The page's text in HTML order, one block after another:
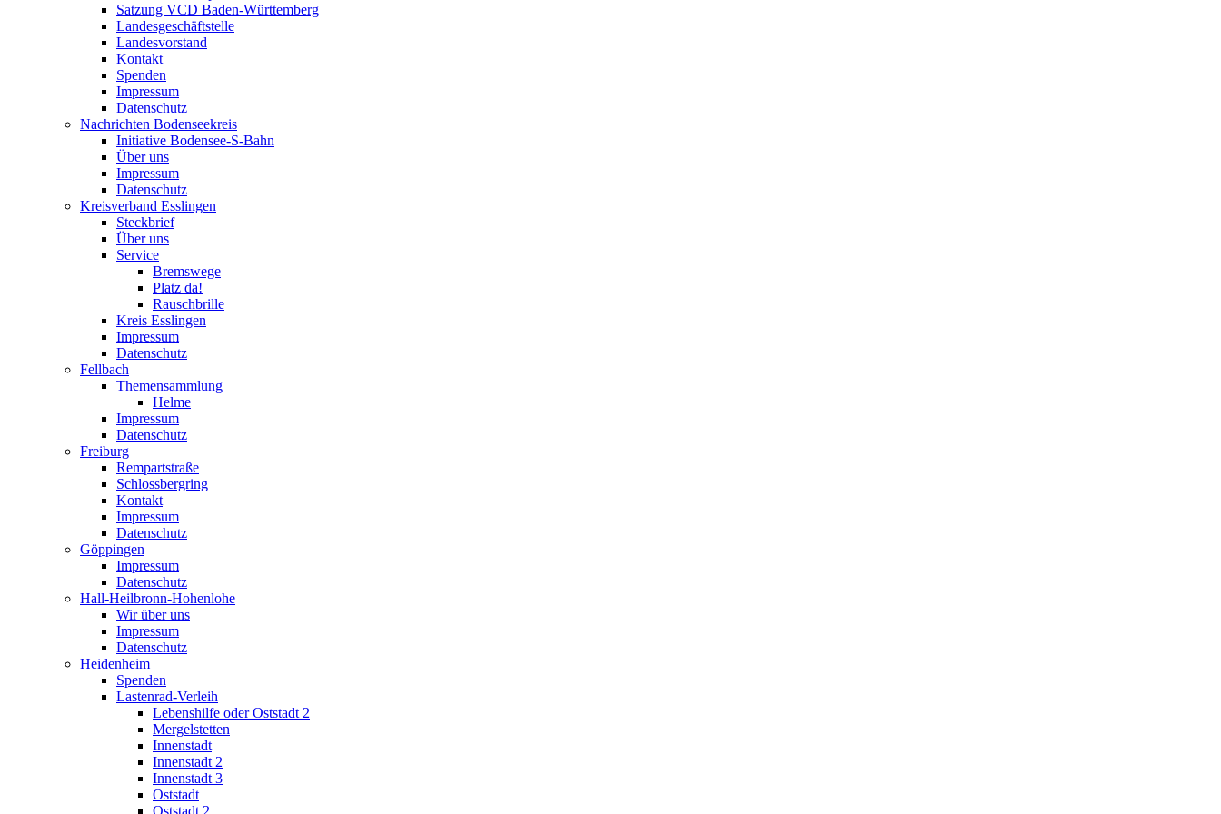
Satzung VCD Baden-Württemberg
Landesgeschäftstelle
Landesvorstand
Kontakt
Spenden
Impressum
Datenschutz
Nachrichten Bodenseekreis
Initiative Bodensee-S-Bahn
Über uns
Impressum
Datenschutz
Kreisverband Esslingen
Steckbrief
Über uns
Service
Bremswege
Platz da!
Rauschbrille
Kreis Esslingen
Impressum
Datenschutz
Fellbach
Themensammlung
Helme
Impressum
Datenschutz
Freiburg
Rempartstraße
Schlossbergring
Kontakt
Impressum
Datenschutz
Göppingen
Impressum
Datenschutz
Hall-Heilbronn-Hohenlohe
Wir über uns
Impressum
Datenschutz
Heidenheim
Spenden
Lastenrad-Verleih
Lebenshilfe oder Oststadt 2
Mergelstetten
Innenstadt
Innenstadt 2
Innenstadt 3
Oststadt
Oststadt 2